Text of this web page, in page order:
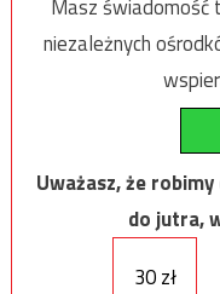
Masz
niezależnych
Uważasz, że
do jutra,
30 zł